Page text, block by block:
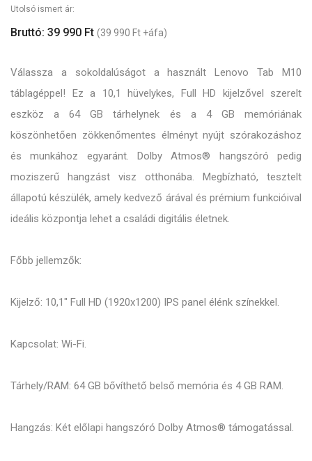
Utolsó ismert ár:
Bruttó: 39 990 Ft (39 990 Ft +áfa)
Válassza a sokoldalúságot a használt Lenovo Tab M10
táblagéppel! Ez a 10,1 hüvelykes, Full HD kijelzővel szerelt
eszköz a 64 GB tárhelynek és a 4 GB memóriának
köszönhetően zökkenőmentes élményt nyújt szórakozáshoz
és munkához egyaránt. Dolby Atmos® hangszóró pedig
moziszerű hangzást visz otthonába. Megbízható, tesztelt
állapotú készülék, amely kedvező árával és prémium funkcióival
ideális központja lehet a családi digitális életnek.
Főbb jellemzők:
Kijelző: 10,1" Full HD (1920x1200) IPS panel élénk színekkel.
Kapcsolat: Wi-Fi.
Tárhely/RAM: 64 GB bővíthető belső memória és 4 GB RAM.
Hangzás: Két előlapi hangszóró Dolby Atmos® támogatással.